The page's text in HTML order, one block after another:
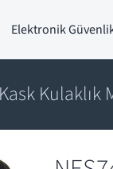
Elektronik
Kulaklık